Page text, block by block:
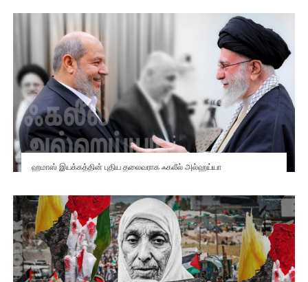
ஹமாஸ் இயக்கத்தின் புதிய தலைவராக ஃகலீல் அல்ஹய்யா